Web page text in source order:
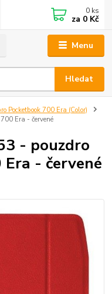
Menu
Hledat
0 ks
za 0 Kč
Pocketbook 700 Era (Color)
Era - červené
- pouzdro
- červené